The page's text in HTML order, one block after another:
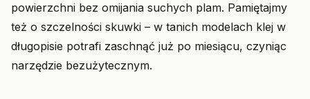
powierzchni bez omijania suchych plam. Pamiętajmy
też o szczelności skuwki – w tanich modelach klej w
długopisie potrafi zaschnąć już po miesiącu, czyniąc
narzędzie bezużytecznym.